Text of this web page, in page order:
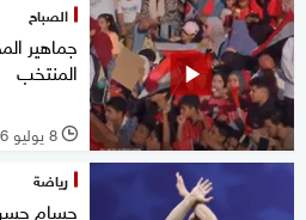
الصباح
جماهير
المنتخب
l 8 يوليو 2026
رياضة
حسام